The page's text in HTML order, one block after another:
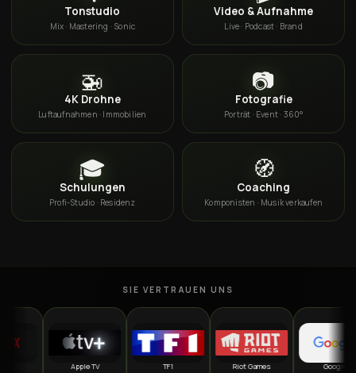
Tonstudio
Mix · Mastering · Sonic
Video & Aufnahme
Live · Podcast · Brand
🚁
4K Drohne
Luftaufnahmen · Immobilien
📷
Fotografie
Porträt · Event · 360°
🎓
Schulungen
Profi-Studio · Residenz
🧭
Coaching
Komponisten · Musik verkaufen
SIE VERTRAUEN UNS
Apple TV Riot Games Google